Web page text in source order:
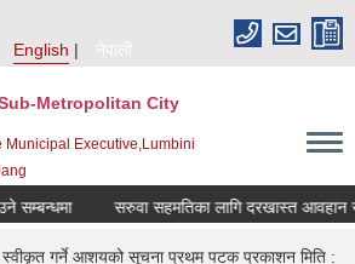
English
नेपाली
Metropolitan City
Municipal Executive,Lumbini
सरुवा सहमतिका लागि दरखास्त आवहान
स्वीकृत गर्ने आशयको सूचना प्रथम पटक प्रकाशन मिति :